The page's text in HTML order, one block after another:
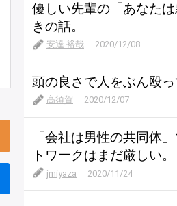
優しい先輩の「あなた
きの話。
安達 裕哉 2020/12/08
頭の良さで人をぶん殴
高須賀 2020/12/07
「会社は男性の共同体
トワークはまだ厳しい。
jmiyaza 2020/11/24